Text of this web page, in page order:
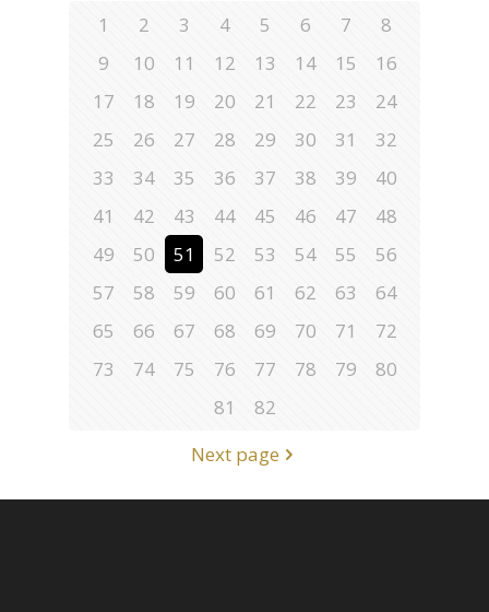
1 2 3 4 5 6 7
8
9
10 11 12 13 14 15
16
17
18 19 20 21 22 23
24
25
26 27 28 29 30 31
32
33
34 35 36 37 38 39
40
41
42 43 44 45 46 47
48
49
50 51 52 53 54 55
56
57
58 59 60 61 62 63
64
65
66 67 68 69 70 71
72
73
74 75 76 77 78 79
80
81
82
Next page